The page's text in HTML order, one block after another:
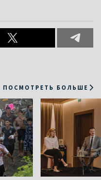
ПОСМОТРЕТЬ БОЛЬШЕ